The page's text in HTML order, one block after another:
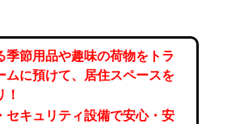
季節用品や趣味の荷物をトラ
ムに預けて、居住スペースを
！
セキュリティ設備で安心・安